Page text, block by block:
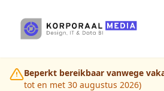
Beperkt bereikbaar vanwege
tot en met 30 augustus 2026)